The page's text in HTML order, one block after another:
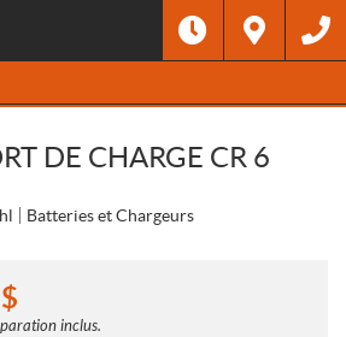
DE CHARGE CR 6
Batteries et Chargeurs
$
inclus.